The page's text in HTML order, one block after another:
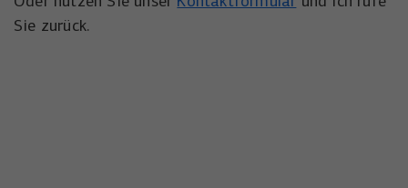
Sie zurück.